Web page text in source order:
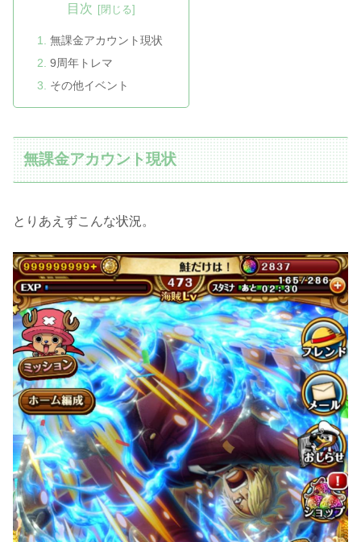
目次
無課金アカウント現状
9周年トレマ
その他イベント
無課金アカウント現状
とりあえずこんな状況。